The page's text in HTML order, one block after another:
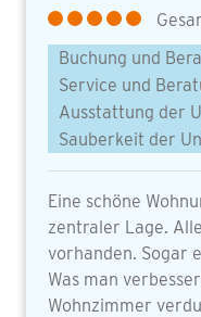
Buchung und
Service und
Ausstattung der
Sauberkeit der
Eine schöne
zentraler Lage.
vorhanden. Sogar
Was man
Wohnzimmer